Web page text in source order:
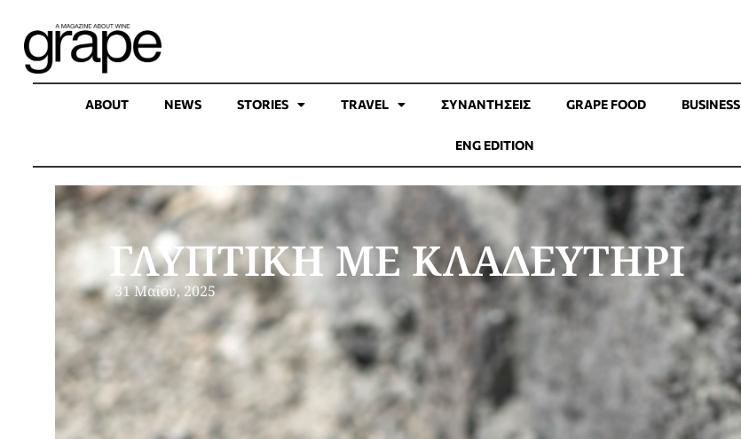
ABOUT NEWS STORIES TRAVEL ΣΥΝΑΝΤΉΣΕΙΣ GRAPE FOOD BUSINESS
ENG EDITION
ΓΛΥΠΤΙΚΗ ΜΕ ΚΛΑΔΕΥΤΗΡΙ
31 Μαΐου, 2025